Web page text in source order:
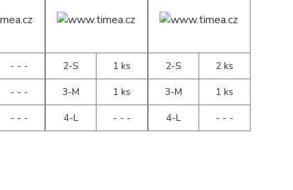
- - -
- - -
- - -
2-S
1 ks
3-M
1 ks
4-L
- - -
2-S
2 ks
3-M
1 ks
4-L
- - -